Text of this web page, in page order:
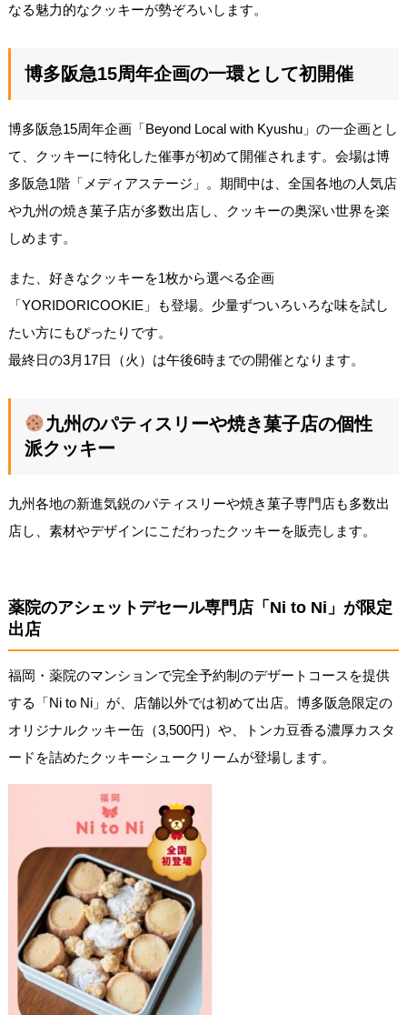
なる魅力的なクッキーが勢ぞろいします。
博多阪急15周年企画の一環として初開催
博多阪急15周年企画「Beyond Local with Kyushu」の一企画とし
て、クッキーに特化した催事が初めて開催されます。会場は博
多阪急1階「メディアステージ」。期間中は、全国各地の人気店
や九州の焼き菓子店が多数出店し、クッキーの奥深い世界を楽
しめます。
また、好きなクッキーを1枚から選べる企画
「YORIDORICOOKIE」も登場。少量ずついろいろな味を試し
たい方にもぴったりです。
最終日の3月17日（火）は午後6時までの開催となります。
九州のパティスリーや焼き菓子店の個性
派クッキー
九州各地の新進気鋭のパティスリーや焼き菓子専門店も多数出
店し、素材やデザインにこだわったクッキーを販売します。
薬院のアシェットデセール専門店「Ni to Ni」が限定
出店
福岡・薬院のマンションで完全予約制のデザートコースを提供
する「Ni to Ni」が、店舗以外では初めて出店。博多阪急限定の
オリジナルクッキー缶（3,500円）や、トンカ豆香る濃厚カスタ
ードを詰めたクッキーシュークリームが登場します。